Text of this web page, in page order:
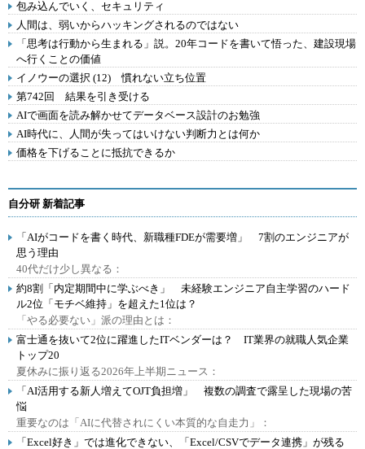
包み込んでいく、セキュリティ
人間は、弱いからハッキングされるのではない
「思考は行動から生まれる」説。20年コードを書いて悟った、建設現場
へ行くことの価値
イノウーの選択 (12) 慣れない立ち位置
第742回 結果を引き受ける
AIで画面を読み解かせてデータベース設計のお勉強
AI時代に、人間が失ってはいけない判断力とは何か
価格を下げることに抵抗できるか
自分研 新着記事
「AIがコードを書く時代、新職種FDEが需要増」 7割のエンジニアが
思う理由
40代だけ少し異なる：
約8割「内定期間中に学ぶべき」 未経験エンジニア自主学習のハード
ル2位「モチベ維持」を超えた1位は？
「やる必要ない」派の理由とは：
富士通を抜いて2位に躍進したITベンダーは？ IT業界の就職人気企業
トップ20
夏休みに振り返る2026年上半期ニュース：
「AI活用する新人増えてOJT負担増」 複数の調査で露呈した現場の苦
悩
重要なのは「AIに代替されにくい本質的な自走力」：
「Excel好き」では進化できない、「Excel/CSVでデータ連携」が残る